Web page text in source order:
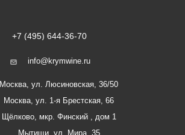
+7 (495) 644-36-70
info@krymwine.ru
Москва, ул. Люсиновская, 36/50
Москва, ул. 1-я Брестская, 66
Щёлково, мкр. Финский , дом 1
Мытищи, ул. Мира, 35